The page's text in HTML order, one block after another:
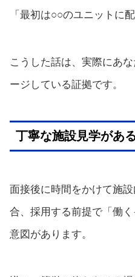
「最初は○○のユニットに
こうした話は、実際にあ
ージしている証拠です。
丁寧な施設見学があ
面接後に時間をかけて施
合、採用する前提で「働
意図があります。